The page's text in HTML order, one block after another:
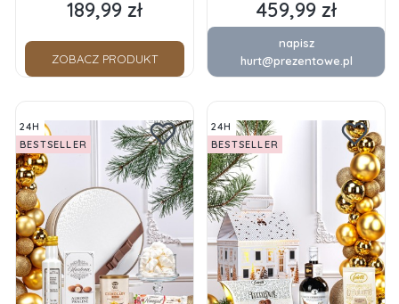
Cena
189,99 zł
ZOBACZ PRODUKT
Cena
459,99 zł
napisz
hurt@prezentowe.pl
24H
BESTSELLER
24H
BESTSELLER